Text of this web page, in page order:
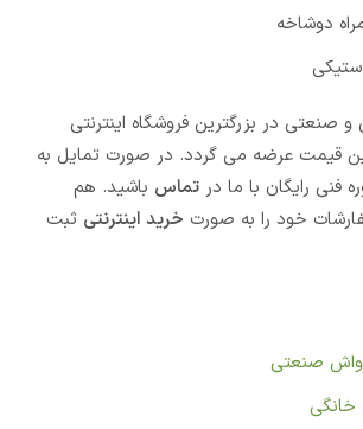
دوشاخه
و صنعتی در بزرگترین فروشگاه اینترنتی
قیمت عرضه می گردد. در صورت تمایل به
رایگان با ما در تماس باشید. هم
خود را به صورت خرید اینترنتی ثبت
صنعتی
خانگی